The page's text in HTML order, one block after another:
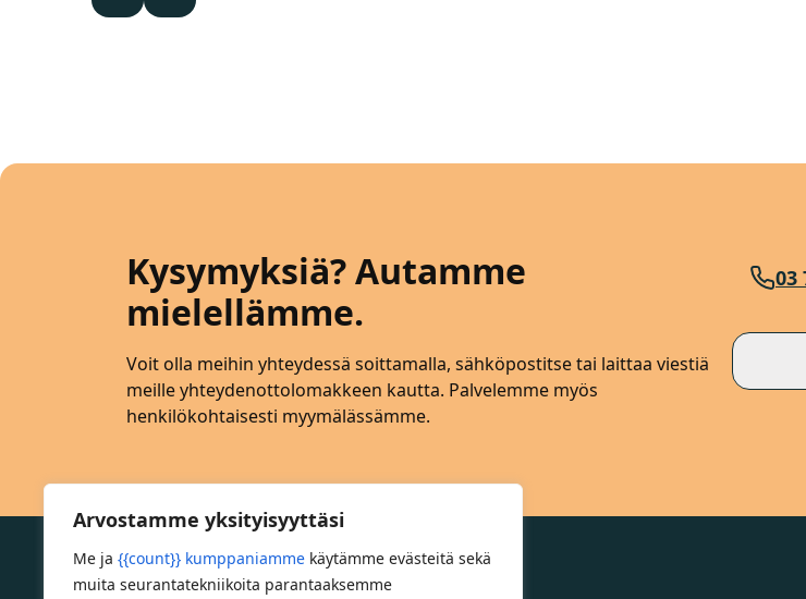
Arvostamme yksityisyyttäsi
Me ja {{count}} kumppaniamme käytämme evästeitä sekä
muita seurantatekniikoita parantaaksemme
Kysymyksiä? Autamme
mielellämme.
Voit olla meihin yhteydessä soittamalla, sähköpostitse tai laittaa viestiä
meille yhteydenottolomakkeen kautta. Palvelemme myös
henkilökohtaisesti myymälässämme.
03